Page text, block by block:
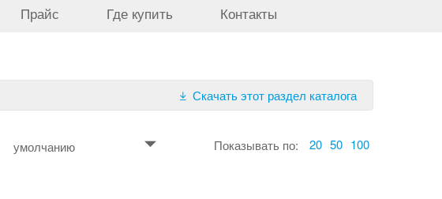
Прайс Где купить Контакты
Скачать этот раздел каталога
умолчанию Показывать по: 20 50 100